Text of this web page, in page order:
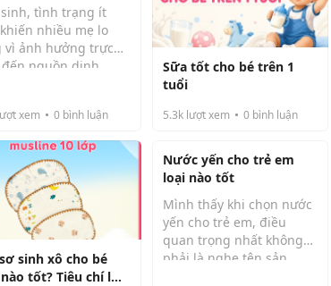
sinh, tình trạng ít
nhiều mẹ lo
vì ảnh hưởng trực
nguồn dinh
pháp, mẹ hoàn
có thể cải thiện
sữa và gọi sữa về
xem 0 bình luận
Sữa tốt cho bé trên 1
tuổi
5.3klượt xem 0bình luận
sinh xô cho bé
tốt? Tiêu chí lựa
Nước yến cho trẻ em
loại nào tốt
Mình thấy khi chọn nước
yến cho trẻ em, điều
quan trọng nhất không
phải là nghe tên sản